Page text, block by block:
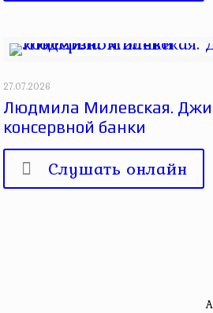
27.07.2026
Людмила Милевская.
консервной банки
Слушать онлайн